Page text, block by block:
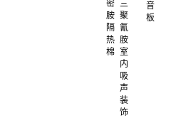
密
胺
隔
热
棉
三
聚
氰
胺
室
内
吸
声
装
饰
音
板